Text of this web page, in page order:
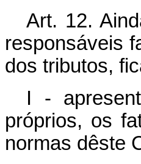
Art. 12.
responsáveis
dos tributos,
I -
próprios, os
normas dêste